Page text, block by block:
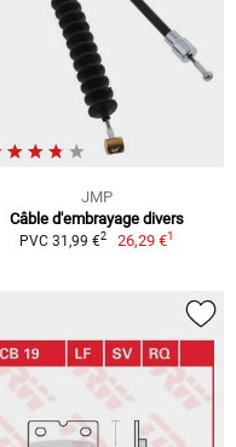
JMP
Câble d'embrayage divers
PVC 31,99 €2 26,29 €1